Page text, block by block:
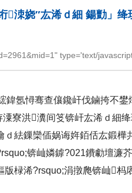
洓娆″厷浠ｄ細 鍚勯」
type='text/
氬憳骞查儴鑱屽伐鏀挎不
寮洪瀵间笅锛屽厷浠ｄ細
紶鏁欒偛娲诲姩銆佸厷鍛樺
锛屾嫾鎼?021鐨勮壇濂
椂浠?rsquo;涓撴爮锛屾杩